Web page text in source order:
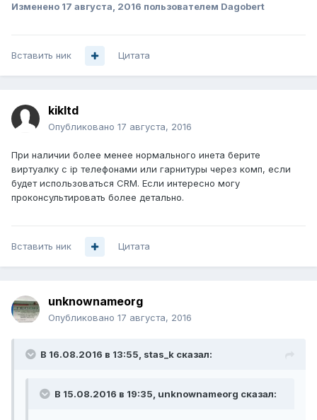
Изменено 17 августа, 2016 пользователем Dagobert
Вставить ник Цитата
kikltd
Опубликовано 17 августа, 2016
При наличии более менее нормального инета берите
виртуалку с ip телефонами или гарнитуры через комп, если
будет использоваться CRM. Если интересно могу
проконсультировать более детально.
Вставить ник Цитата
unknownameorg
Опубликовано 17 августа, 2016
В 16.08.2016 в 13:55, stas_k сказал:
В 15.08.2016 в 19:35, unknownameorg сказал: